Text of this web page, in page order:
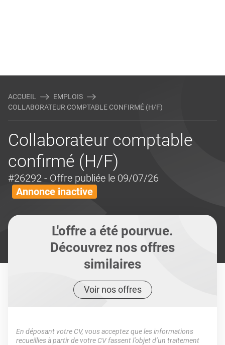
ACCUEIL
EMPLOIS
COLLABORATEUR COMPTABLE CONFIRMÉ (H/F)
Collaborateur comptable
confirmé (H/F)
#26292 - Offre publiée le 09/07/26
Annonce inactive
L'offre a été pourvue.
Découvrez nos offres
similaires
Voir nos offres
En déposant votre CV, vous acceptez que les informations
recueillies à partir de votre CV fassent l’objet d’un traitement